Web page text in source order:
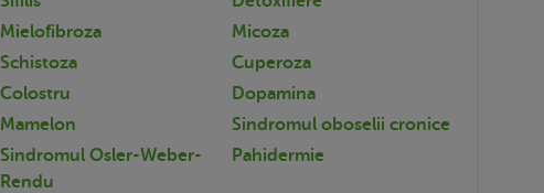
Mielofibroza
Micoza
Schistoza
Cuperoza
Colostru
Dopamina
Mamelon
Sindromul oboselii cronice
Sindromul Osler-Weber-
Rendu
Pahidermie